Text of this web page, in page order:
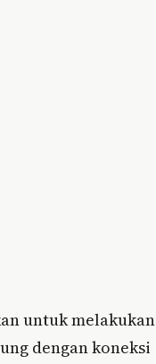
untuk melakukan
dengan koneksi